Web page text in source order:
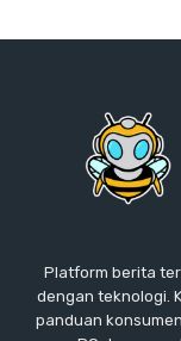
Platform berita
dengan teknologi.
panduan